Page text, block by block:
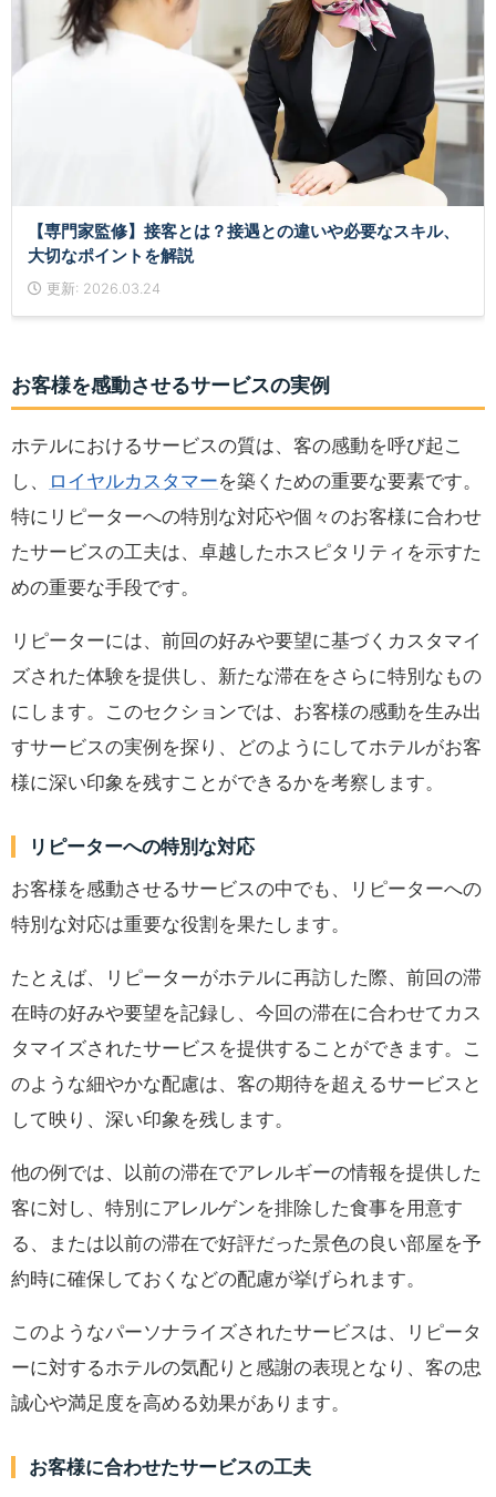
【専門家監修】接客とは？接遇との違いや必要なスキル、
大切なポイントを解説
更新: 2026.03.24
お客様を感動させるサービスの実例
ホテルにおけるサービスの質は、客の感動を呼び起こ
し、
ロイヤルカスタマーを築くための重要な要素です。
特にリピーターへの特別な対応や個々のお客様に合わせ
たサービスの工夫は、卓越したホスピタリティを示すた
めの重要な手段です。
リピーターには、前回の好みや要望に基づくカスタマイ
ズされた体験を提供し、新たな滞在をさらに特別なもの
にします。このセクションでは、お客様の感動を生み出
すサービスの実例を探り、どのようにしてホテルがお客
様に深い印象を残すことができるかを考察します。
リピーターへの特別な対応
お客様を感動させるサービスの中でも、リピーターへの
特別な対応は重要な役割を果たします。
たとえば、リピーターがホテルに再訪した際、前回の滞
在時の好みや要望を記録し、今回の滞在に合わせてカス
タマイズされたサービスを提供することができます。こ
のような細やかな配慮は、客の期待を超えるサービスと
して映り、深い印象を残します。
他の例では、以前の滞在でアレルギーの情報を提供した
客に対し、特別にアレルゲンを排除した食事を用意す
る、または以前の滞在で好評だった景色の良い部屋を予
約時に確保しておくなどの配慮が挙げられます。
このようなパーソナライズされたサービスは、リピータ
ーに対するホテルの気配りと感謝の表現となり、客の忠
誠心や満足度を高める効果があります。
お客様に合わせたサービスの工夫